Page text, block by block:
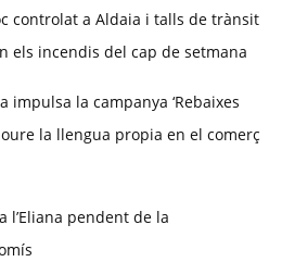
controlat a Aldaia i talls de trànsit
els incendis del cap de setmana
impulsa la campanya ‘Rebaixes
la llengua propia en el comerç
l’Eliana pendent de la